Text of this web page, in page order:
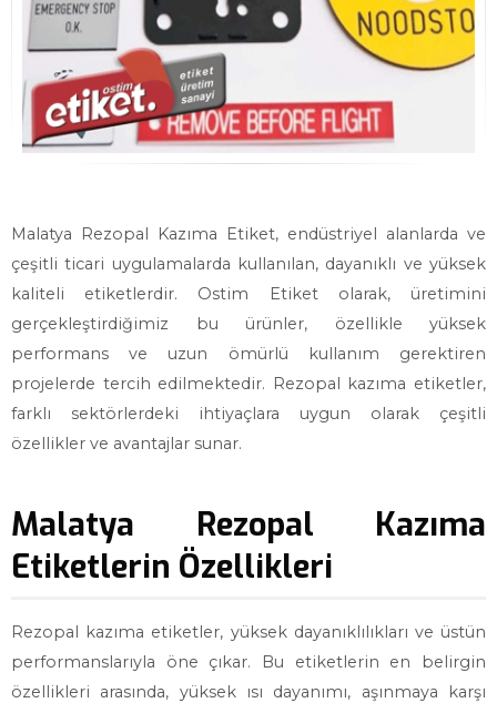
Malatya Rezopal Kazıma Etiket, endüstriyel alanlarda ve
çeşitli ticari uygulamalarda kullanılan, dayanıklı ve yüksek
kaliteli etiketlerdir. Ostim Etiket olarak, üretimini
gerçekleştirdiğimiz bu ürünler, özellikle yüksek
performans ve uzun ömürlü kullanım gerektiren
projelerde tercih edilmektedir. Rezopal kazıma etiketler,
farklı sektörlerdeki ihtiyaçlara uygun olarak çeşitli
özellikler ve avantajlar sunar.
Malatya Rezopal Kazıma
Etiketlerin Özellikleri
Rezopal kazıma etiketler, yüksek dayanıklılıkları ve üstün
performanslarıyla öne çıkar. Bu etiketlerin en belirgin
özellikleri arasında, yüksek ısı dayanımı, aşınmaya karşı